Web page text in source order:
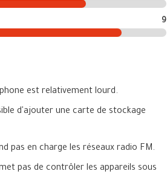
9
est relativement lourd.
d'ajouter une carte de stockage
pas en charge les réseaux radio FM.
pas de contrôler les appareils sous